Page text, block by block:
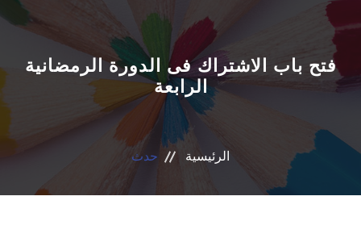
الاخبار والاحداث
قطاع التعاون الدولي
فتح باب الاشتراك فى الدورة الرمضانية
الرابعة
الرئيسية حدث